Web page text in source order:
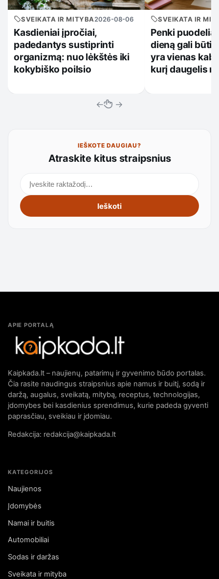
SVEIKATA IR MITYBA2026-08-06
Kasdieniai įpročiai,
padedantys sustiprinti
organizmą: nuo lėkštės iki
kokybiško poilsio
SVEIKATA IR
Penki
dieną gali būti
yra vienas
kurį daugelis
← →
IEŠKOTE DAUGIAU?
Atraskite kitus straipsnius
Ieškoti
APIE PORTALĄ
Kaipkada.lt – naujienų, patarimų ir gyvenimo būdo portalas.
Čia rasite naudingus straipsnius apie namus ir buitį, sodą ir
daržą, augalus, sveikatą, mitybą, receptus, technologijas,
įdomybes bei kasdienius sprendimus, kurie padeda gyventi
paprasčiau, sveikiau ir įdomiau.
Redakcija: redakcija@kaipkada.lt
KATEGORIJOS
Naujienos
Įdomybės
Namai ir buitis
Automobiliai
Sodas ir daržas
Sveikata ir mityba